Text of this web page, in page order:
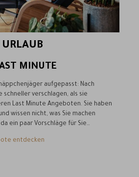
MINUTE
aufgepasst: Nach
schneller verschlagen, als sie
Last Minute Angeboten. Sie haben
wissen nicht, was Sie machen
ein paar Vorschläge für Sie…
entdecken